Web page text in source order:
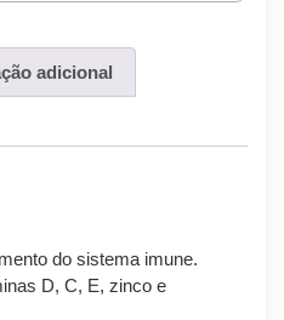
adicional
do sistema imune.
D, C, E, zinco e